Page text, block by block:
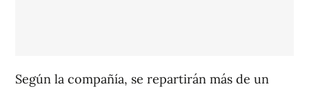
Según la compañía, se repartirán más de un